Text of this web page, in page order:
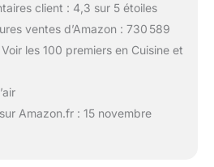
client : 4,3 sur 5 étoiles
ventes d’Amazon : 730 589
les 100 premiers en Cuisine et
Amazon.fr : 15 novembre